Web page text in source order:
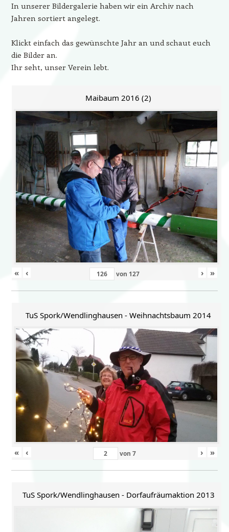
In unserer Bildergalerie haben wir ein Archiv nach
Jahren sortiert angelegt.
Klickt einfach das gewünschte Jahr an und schaut euch
die Bilder an.
Ihr seht, unser Verein lebt.
Maibaum 2016 (2)
« ‹ von 127 › »
TuS Spork/Wendlinghausen - Weihnachtsbaum 2014
« ‹ von 7 › »
TuS Spork/Wendlinghausen - Dorfaufräumaktion 2013